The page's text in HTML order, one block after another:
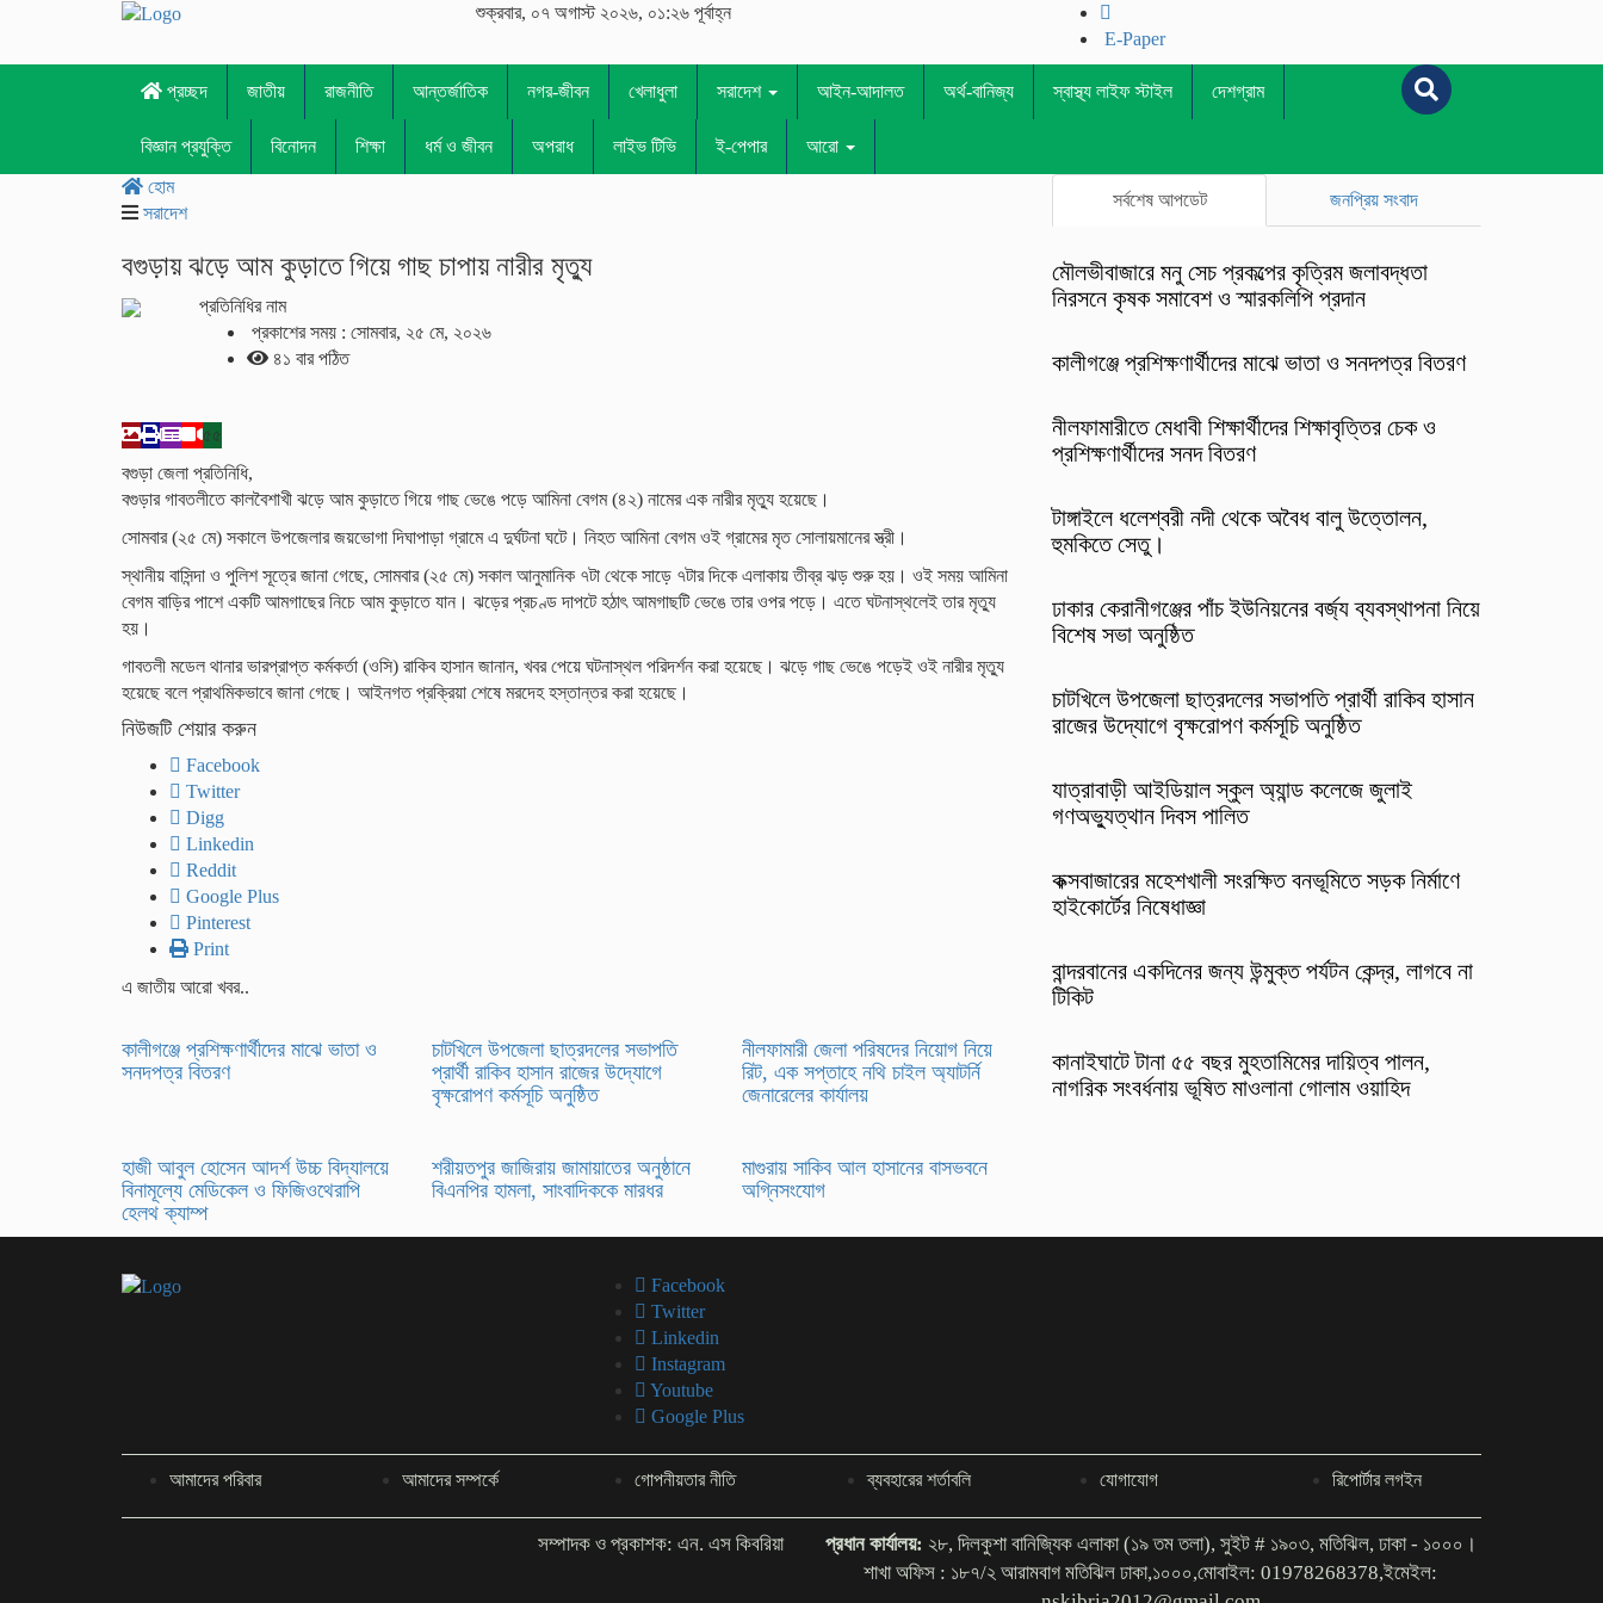
শুক্রবার, ০৭ অগাস্ট ২০২৬, ০১:২৬ পূর্বাহ্ন
E-Paper
প্রচ্ছদ জাতীয় রাজনীতি আন্তর্জাতিক নগর-জীবন খেলাধুলা সরাদেশ আইন-আদালত অর্থ-বানিজ্য স্বাস্থ্য লাইফ স্টাইল দেশগ্রাম
বিজ্ঞান প্রযুক্তি বিনোদন শিক্ষা ধর্ম ও জীবন অপরাধ লাইভ টিভি ই-পেপার
আরো
হোম
সরাদেশ
বগুড়ায় ঝড়ে আম কুড়াতে গিয়ে গাছ চাপায় নারীর মৃত্যু
প্রতিনিধির নাম
প্রকাশের সময় : সোমবার, ২৫ মে, ২০২৬
৪১ বার পঠিত
৫৫
বগুড়া জেলা প্রতিনিধি,
বগুড়ার গাবতলীতে কালবৈশাখী ঝড়ে আম কুড়াতে গিয়ে গাছ ভেঙে পড়ে আমিনা বেগম (৪২) নামের এক নারীর মৃত্যু হয়েছে।
সোমবার (২৫ মে) সকালে উপজেলার জয়ভোগা দিঘাপাড়া গ্রামে এ দুর্ঘটনা ঘটে। নিহত আমিনা বেগম ওই গ্রামের মৃত সোলায়মানের স্ত্রী।
স্থানীয় বাসিন্দা ও পুলিশ সূত্রে জানা গেছে, সোমবার (২৫ মে) সকাল আনুমানিক ৭টা থেকে সাড়ে ৭টার দিকে এলাকায় তীব্র ঝড় শুরু হয়। ওই সময় আমিনা
বেগম বাড়ির পাশে একটি আমগাছের নিচে আম কুড়াতে যান। ঝড়ের প্রচণ্ড দাপটে হঠাৎ আমগাছটি ভেঙে তার ওপর পড়ে। এতে ঘটনাস্থলেই তার মৃত্যু
হয়।
গাবতলী মডেল থানার ভারপ্রাপ্ত কর্মকর্তা (ওসি) রাকিব হাসান জানান, খবর পেয়ে ঘটনাস্থল পরিদর্শন করা হয়েছে। ঝড়ে গাছ ভেঙে পড়েই ওই নারীর মৃত্যু
হয়েছে বলে প্রাথমিকভাবে জানা গেছে। আইনগত প্রক্রিয়া শেষে মরদেহ হস্তান্তর করা হয়েছে।
নিউজটি শেয়ার করুন
Facebook
Twitter
Digg
Linkedin
Reddit
Google Plus
Pinterest
Print
এ জাতীয় আরো খবর..
কালীগঞ্জে প্রশিক্ষণার্থীদের মাঝে ভাতা ও
সনদপত্র বিতরণ
চাটখিলে উপজেলা ছাত্রদলের সভাপতি
প্রার্থী রাকিব হাসান রাজের উদ্যোগে
বৃক্ষরোপণ কর্মসূচি অনুষ্ঠিত
নীলফামারী জেলা পরিষদের নিয়োগ নিয়ে
রিট, এক সপ্তাহে নথি চাইল অ্যাটর্নি
জেনারেলের কার্যালয়
হাজী আবুল হোসেন আদর্শ উচ্চ বিদ্যালয়ে
বিনামূল্যে মেডিকেল ও ফিজিওথেরাপি
হেলথ ক্যাম্প
শরীয়তপুর জাজিরায় জামায়াতের অনুষ্ঠানে
বিএনপির হামলা, সাংবাদিককে মারধর
মাগুরায় সাকিব আল হাসানের বাসভবনে
অগ্নিসংযোগ
সর্বশেষ আপডেট জনপ্রিয় সংবাদ
মৌলভীবাজারে মনু সেচ প্রকল্পের কৃত্রিম জলাবদ্ধতা
নিরসনে কৃষক সমাবেশ ও স্মারকলিপি প্রদান
কালীগঞ্জে প্রশিক্ষণার্থীদের মাঝে ভাতা ও সনদপত্র বিতরণ
নীলফামারীতে মেধাবী শিক্ষার্থীদের শিক্ষাবৃত্তির চেক ও
প্রশিক্ষণার্থীদের সনদ বিতরণ
টাঙ্গাইলে ধলেশ্বরী নদী থেকে অবৈধ বালু উত্তোলন,
হুমকিতে সেতু।
ঢাকার কেরানীগঞ্জের পাঁচ ইউনিয়নের বর্জ্য ব্যবস্থাপনা নিয়ে
বিশেষ সভা অনুষ্ঠিত
চাটখিলে উপজেলা ছাত্রদলের সভাপতি প্রার্থী রাকিব হাসান
রাজের উদ্যোগে বৃক্ষরোপণ কর্মসূচি অনুষ্ঠিত
যাত্রাবাড়ী আইডিয়াল স্কুল অ্যান্ড কলেজে জুলাই
গণঅভ্যুত্থান দিবস পালিত
কক্সবাজারের মহেশখালী সংরক্ষিত বনভূমিতে সড়ক নির্মাণে
হাইকোর্টের নিষেধাজ্ঞা
বান্দরবানের একদিনের জন্য উন্মুক্ত পর্যটন কেন্দ্র, লাগবে না
টিকিট
কানাইঘাটে টানা ৫৫ বছর মুহতামিমের দায়িত্ব পালন,
নাগরিক সংবর্ধনায় ভূষিত মাওলানা গোলাম ওয়াহিদ
Facebook
Twitter
Linkedin
Instagram
Youtube
Google Plus
আমাদের পরিবার আমাদের সম্পর্কে গোপনীয়তার নীতি ব্যবহারের শর্তাবলি যোগাযোগ রিপোর্টার লগইন
সম্পাদক ও প্রকাশক: এন. এস কিবরিয়া প্রধান কার্যালয়: ২৮, দিলকুশা বানিজ্যিক এলাকা (১৯ তম তলা), সুইট # ১৯০৩, মতিঝিল, ঢাকা - ১০০০।
শাখা অফিস : ১৮৭/২ আরামবাগ মতিঝিল ঢাকা,১০০০,মোবাইল: 01978268378,ইমেইল: